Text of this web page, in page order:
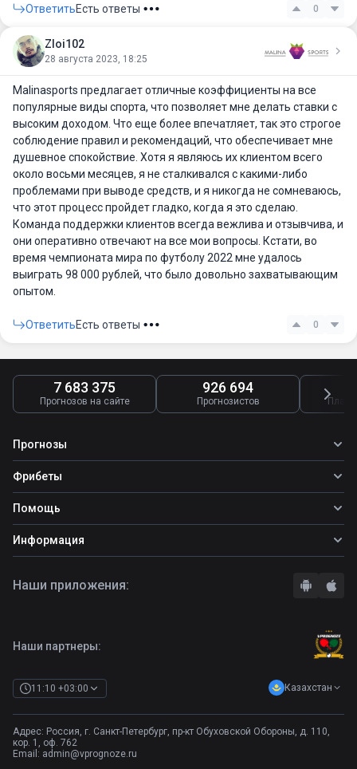
ОтветитьЕсть ответы 0
Zloi102
28 августа 2023, 18:25
Malinasports предлагает отличные коэффициенты на все
популярные виды спорта, что позволяет мне делать ставки с
высоким доходом. Что еще более впечатляет, так это строгое
соблюдение правил и рекомендаций, что обеспечивает мне
душевное спокойствие. Хотя я являюсь их клиентом всего
около восьми месяцев, я не сталкивался с какими-либо
проблемами при выводе средств, и я никогда не сомневаюсь,
что этот процесс пройдет гладко, когда я это сделаю.
Команда поддержки клиентов всегда вежлива и отзывчива, и
они оперативно отвечают на все мои вопросы. Кстати, во
время чемпионата мира по футболу 2022 мне удалось
выиграть 98 000 рублей, что было довольно захватывающим
опытом.
ОтветитьЕсть ответы 0
7 683 375
Прогнозов на сайте
926 694
Прогнозистов
Прогнозы
Все прогнозы
Топ ставок
Прогнозы на футбол
Фрибеты
Фрибеты
Фрибет Ubet
Фрибет Фонбет
Фрибет Олимпбет
Помощь
Школа ставок
Вопросы и ответы
Информация
Правила
Наши партнеры:
11:10 +03:00 Казахстан
Адрес: Россия, г. Санкт-Петербург, пр-кт Обуховской Обороны, д. 110,
кор. 1, оф. 762
Email: admin@vprognoze.ru
Наши приложения: